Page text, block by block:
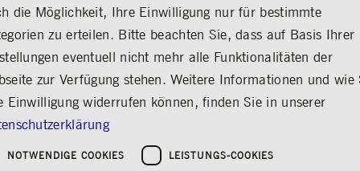
Clearstream Opens
Kenya Market Link
Teilen Drucken
Erschienen am: 25.06.2026 | Clearstream
Connection facilitates investment
opportunities for institutional investors in a
die Möglichkeit, Ihre Einwilligung nur für bestimmte
zu erteilen. Bitte beachten Sie, dass auf Basis Ihrer
eventuell nicht mehr alle Funktionalitäten der
zur Verfügung stehen. Weitere Informationen und wie
Einwilligung widerrufen können, finden Sie in unserer
NOTWENDIGE COOKIES LEISTUNGS-COOKIES